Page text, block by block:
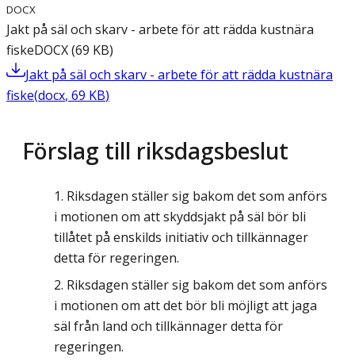
DOCX
Jakt på säl och skarv - arbete för att rädda kustnära
fiskeDOCX(69 KB)
Jakt på säl och skarv - arbete för att rädda kustnära
fiske(docx, 69 KB)
Förslag till riksdagsbeslut
Riksdagen ställer sig bakom det som anförs
i motionen om att skyddsjakt på säl bör bli
tillåtet på enskilds initiativ och tillkännager
detta för regeringen.
Riksdagen ställer sig bakom det som anförs
i motionen om att det bör bli möjligt att jaga
säl från land och tillkännager detta för
regeringen.